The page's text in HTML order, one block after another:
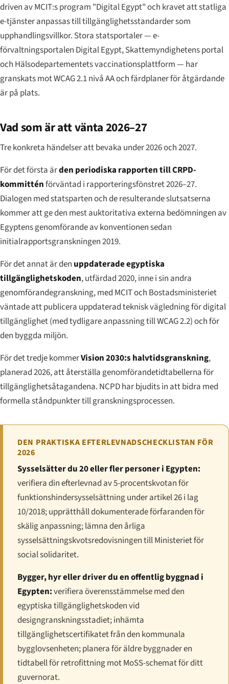
driven av MCIT:s program "Digital Egypt" och kravet att statliga
e-tjänster anpassas till tillgänglighetsstandarder som
upphandlingsvillkor. Stora statsportaler — e-
förvaltningsportalen Digital Egypt, Skattemyndighetens portal
och Hälsodepartementets vaccinationsplattform — har
granskats mot WCAG 2.1 nivå AA och färdplaner för åtgärdande
är på plats.
Vad som är att vänta 2026–27
Tre konkreta händelser att bevaka under 2026 och 2027.
För det första ärden periodiska rapporten till CRPD-
kommitténförväntad i rapporteringsfönstret 2026–27.
Dialogen med statsparten och de resulterande slutsatserna
kommer att ge den mest auktoritativa externa bedömningen av
Egyptens genomförande av konventionen sedan
initialrapportsgranskningen 2019.
För det annat är den uppdaterade egyptiska
tillgänglighetskoden, utfärdad 2020, inne i sin andra
genomförandegranskning, med MCIT och Bostadsministeriet
väntade att publicera uppdaterad teknisk vägledning för digital
tillgänglighet (med tydligare anpassning till WCAG 2.2) och för
den byggda miljön.
För det tredje kommerVision 2030:s halvtidsgranskning,
planerad 2026, att återställa genomförandetidtabellerna för
tillgänglighetsåtagandena. NCPD har bjudits in att bidra med
formella ståndpunkter till granskningsprocessen.
DEN PRAKTISKA EFTERLEVNADSCHECKLISTAN FÖR
2026
Sysselsätter du 20 eller fler personer i Egypten:
verifiera din efterlevnad av 5-procentskvotan för
funktionshindersysselsättning under artikel 26 i lag
10/2018; upprätthåll dokumenterade förfaranden för
skälig anpassning; lämna den årliga
sysselsättningskvotsredovisningen till Ministeriet för
social solidaritet.
Bygger, hyr eller driver du en offentlig byggnad i
Egypten:verifiera överensstämmelse med den
egyptiska tillgänglighetskoden vid
designgranskningsstadiet; inhämta
tillgänglighetscertifikatet från den kommunala
bygglovsenheten; planera för äldre byggnader en
tidtabell för retrofittning mot MoSS-schemat för ditt
guvernorat.